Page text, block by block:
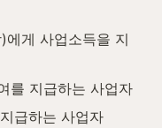
에게 사업소득을 지
를 지급하는 사업자
급하는 사업자